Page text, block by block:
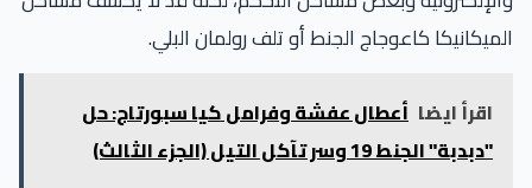
كاعوجاج الجنط أو تلف رولمان البلي.
اقرأ ايضا أعطال عفشة وفرامل كيا سبورتاج: حل
"دبدبة" الجنط 19 وسر تآكل التيل (الجزء الثالث)